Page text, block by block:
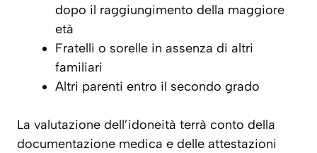
dopo il raggiungimento della maggiore
età
Fratelli o sorelle in assenza di altri
familiari
Altri parenti entro il secondo grado
La valutazione dell’idoneità terrà conto della
documentazione medica e delle attestazioni